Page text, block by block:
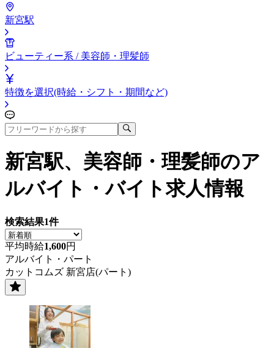
新宮駅
ビューティー系 / 美容師・理髪師
特徴を選択(時給・シフト・期間など)
新宮駅、美容師・理髪師のア
ルバイト・バイト求人情報
検索結果1件
平均時給1,600円
アルバイト・パート
カットコムズ 新宮店(パート)